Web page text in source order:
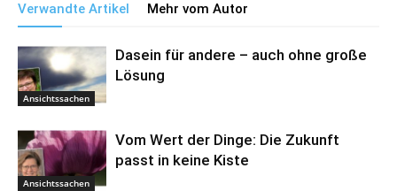
Verwandte Artikel Mehr vom Autor
Ansichtssachen
Dasein für andere – auch ohne große
Lösung
Ansichtssachen
Vom Wert der Dinge: Die Zukunft
passt in keine Kiste